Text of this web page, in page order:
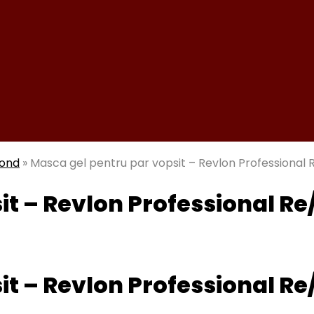
» Masca gel pentru par vopsit – Revlon Professional
– Revlon Professional
– Revlon Professional